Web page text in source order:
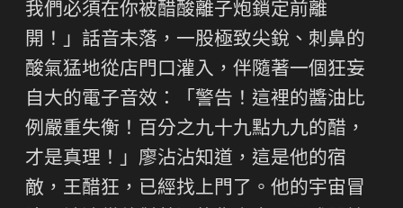
我們必須在你被醋酸離子炮鎖定前離
開！」話音未落，一股極致尖銳、刺鼻的
酸氣猛地從店門口灌入，伴隨著一個狂妄
自大的電子音效：「警告！這裡的醬油比
例嚴重失衡！百分之九十九點九九的醋，
才是真理！」廖沾沾知道，這是他的宿
敵，王醋狂，已經找上門了。他的宇宙冒